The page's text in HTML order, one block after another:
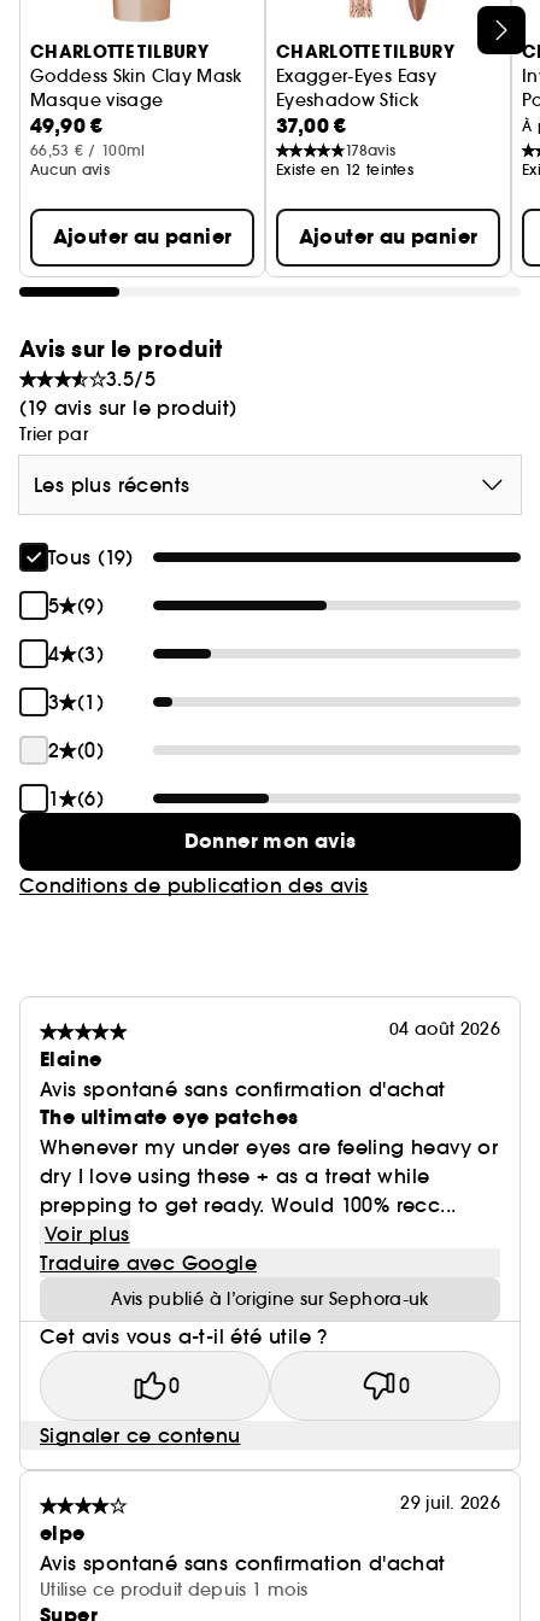
Ignorer le carrousel produits
CHARLOTTE TILBURY
Goddess Skin Clay Mask
Masque visage
49,90 €
66,53 € / 100ml
Aucun avis
Ajouter au panier
CHARLOTTE TILBURY
Exagger-Eyes Easy
Eyeshadow Stick
Ombre à paupières en stick
37,00 €
178avis
Existe en 12 teintes
Ajouter au panier
À
Avis sur le produit
3.5/5
(19 avis sur le produit)
Trier par
Les plus récents
Tous (19)
5
(9)
4
(3)
3
(1)
2
(0)
1
(6)
Donner mon avis
Conditions de publication des avis
04 août 2026
Elaine
Avis spontané sans confirmation d'achat
The ultimate eye patches
Whenever my under eyes are feeling heavy or
dry I love using these + as a treat while
prepping to get ready. Would 100% recc...
Voir plus
Traduire avec Google
Avis publié à l’origine sur Sephora-uk
Cet avis vous a-t-il été utile ?
0 0
Signaler ce contenu
29 juil. 2026
elpe
Avis spontané sans confirmation d'achat
Utilise ce produit depuis 1 mois